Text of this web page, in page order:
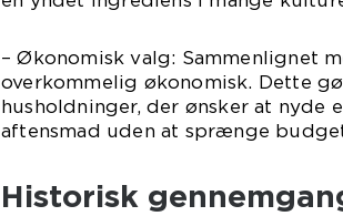
– Økonomisk valg: Sammenlignet
overkommelig økonomisk. Dette
husholdninger, der ønsker at nyde
aftensmad uden at sprænge
Historisk